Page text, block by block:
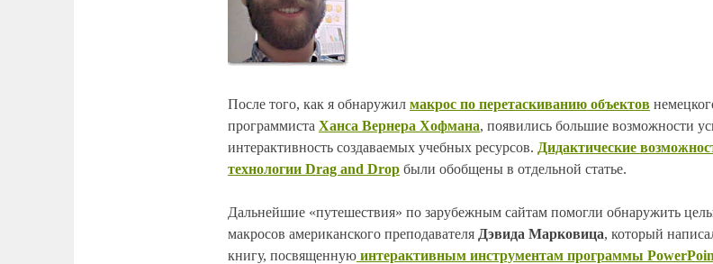
После того, как я обнаружил макрос по перетаскиванию объектов
программиста Ханса Вернера Хофмана, появились большие возможности
интерактивность создаваемых учебных ресурсов. Дидактические
технологии Drag and Drop были обобщены в отдельной статье.
Дальнейшие «путешествия» по зарубежным сайтам помогли обнаружить
макросов американского преподавателя Дэвида Марковица, который
книгу, посвященную интерактивным инструментам программы